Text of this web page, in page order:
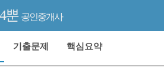
4뿐 공인중개사
기출문제 핵심요약